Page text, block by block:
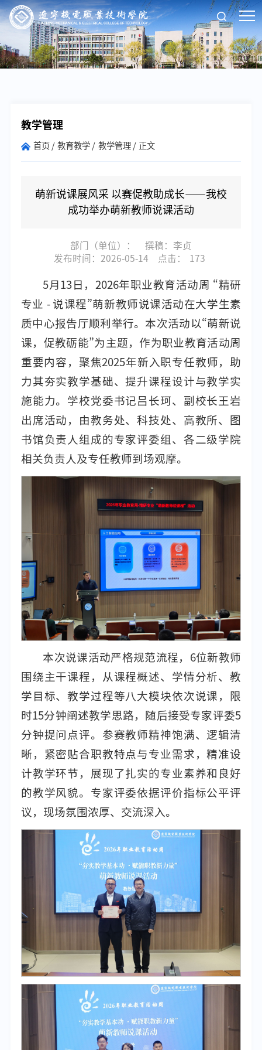
教学管理
首页 教育教学 教学管理 正文
萌新说课展风采 以赛促教助成长——我校
成功举办萌新教师说课活动
部门（单位）：
撰稿：李贞
发布时间：2026-05-14
点击： 173
5月13日，2026年职业教育活动周 “精研
专业 - 说课程”萌新教师说课活动在大学生素
质中心报告厅顺利举行。本次活动以“萌新说
课，促教砺能”为主题，作为职业教育活动周
重要内容，聚焦2025年新入职专任教师，助
力其夯实教学基础、提升课程设计与教学实
施能力。学校党委书记吕长珂、副校长王岩
出席活动，由教务处、科技处、高教所、图
书馆负责人组成的专家评委组、各二级学院
相关负责人及专任教师到场观摩。
本次说课活动严格规范流程，6位新教师
围绕主干课程，从课程概述、学情分析、教
学目标、教学过程等八大模块依次说课，限
时15分钟阐述教学思路，随后接受专家评委5
分钟提问点评。参赛教师精神饱满、逻辑清
晰，紧密贴合职教特点与专业需求，精准设
计教学环节，展现了扎实的专业素养和良好
的教学风貌。专家评委依据评价指标公平评
议，现场氛围浓厚、交流深入。